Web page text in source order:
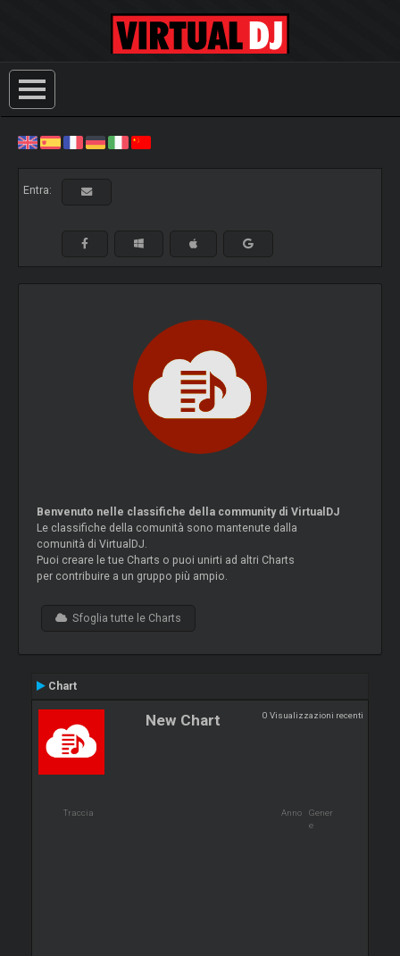
Entra:
Benvenuto nelle classifiche della community di VirtualDJ
Le classifiche della comunità sono mantenute dalla
comunità di VirtualDJ.
Puoi creare le tue Charts o puoi unirti ad altri Charts
per contribuire a un gruppo più ampio.
Sfoglia tutte le Charts
Chart
0 Visualizzazioni recenti
New Chart
Traccia Anno
Gener
e